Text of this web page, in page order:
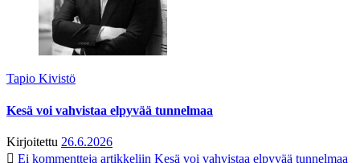
Tapio Kivistö
Kesä voi vahvistaa elpyvää tunnelmaa
Kirjoitettu 26.6.2026
Ei kommentteja artikkeliin Kesä voi vahvistaa elpyvää tunnelmaa